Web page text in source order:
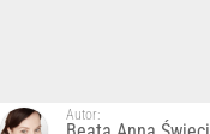
Autor: